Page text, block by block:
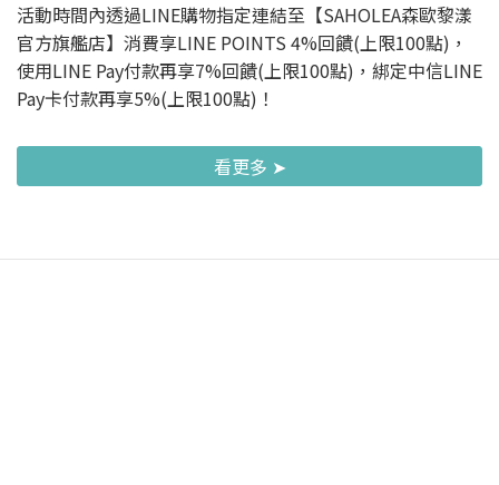
活動時間內透過LINE購物指定連結至【SAHOLEA森歐黎漾
官方旗艦店】消費享LINE POINTS 4%回饋(上限100點)，
使用LINE Pay付款再享7%回饋(上限100點)，綁定中信LINE
Pay卡付款再享5%(上限100點)！
看更多 ➤